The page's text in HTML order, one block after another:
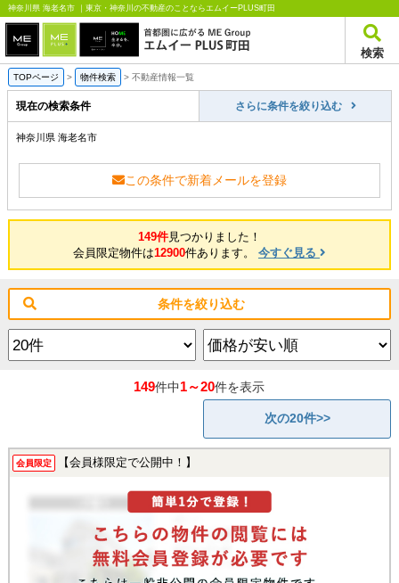
神奈川県 海老名市 ｜東京・神奈川の不動産のことならエムイーPLUS町田
検索
TOPページ > 物件検索 > 不動産情報一覧
現在の検索条件 さらに条件を絞り込む
神奈川県 海老名市
この条件で新着メールを登録
149件見つかりました！
会員限定物件は12900件あります。 今すぐ見る
条件を絞り込む
149件中1～20件を表示
次の20件>>
会員限定 【会員様限定で公開中！】